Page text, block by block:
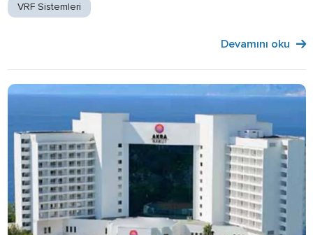
VRF Sistemleri
Devamını oku